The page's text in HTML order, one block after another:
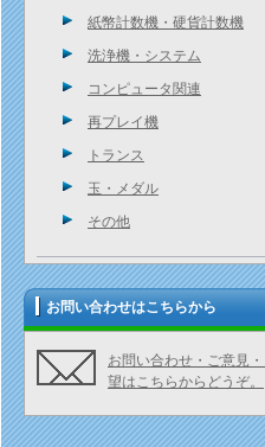
紙幣計数機・硬貨計数機
洗浄機・システム
コンピュータ関連
再プレイ機
トランス
玉・メダル
その他
お問い合わせはこちらから
お問い合わせ・ご意見
望はこちらからどうぞ。